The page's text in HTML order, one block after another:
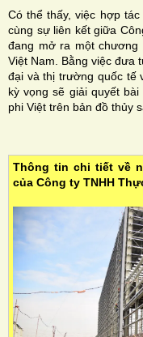
Có thể thấy, việc hợp
cùng sự liên kết giữa
đang mở ra một
Việt Nam. Bằng việc đưa
đại và thị trường quốc tế
kỳ vọng sẽ giải quyết
phi Việt trên bản đồ thủy
Thông tin chi tiết về
của Công ty TNHH